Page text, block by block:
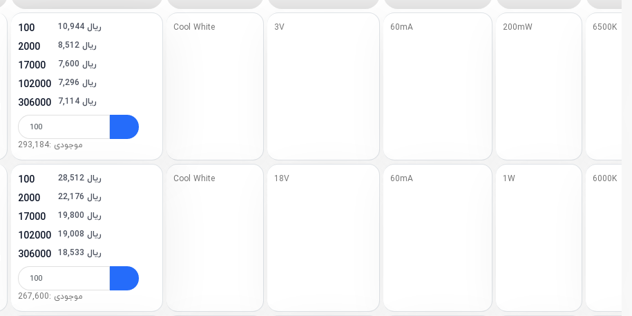
100 10,944 ریال
2000 8,512 ریال
17000 7,600 ریال
102000 7,296 ریال
306000 7,114 ریال
موجودی :293,184
Cool White 3V 60mA 200mW 6500K
100 28,512 ریال
2000 22,176 ریال
17000 19,800 ریال
102000 19,008 ریال
306000 18,533 ریال
موجودی :267,600
Cool White 18V 60mA 1W 6000K